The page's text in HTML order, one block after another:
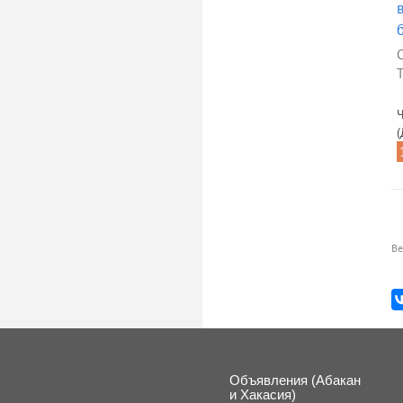
Объявления (Абакан
и Хакасия)